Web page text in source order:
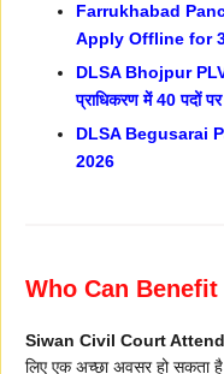
Farrukhabad
Apply Offline for
DLSA Bhojpur PLV
प्राधिकरण में 40 पदों पर
DLSA Begusarai
2026
Who Can
Siwan Civil Court
लिए एक अच्छा अवसर हो सकता